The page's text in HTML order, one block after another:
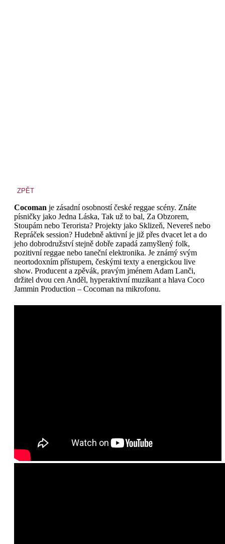
ZPĚT
Cocoman je zásadní osobností české reggae scény. Znáte
písničky jako Jedna Láska, Tak už to bal, Za Obzorem,
Stoupám nebo Terorista? Projekty jako Sklizeň, Nevereš nebo
Repráček session? Hudebně aktivní je již přes dvacet let a do
jeho dobrodružství stejně dobře zapadá zamyšlený folk,
pozitivní reggae nebo taneční elektronika. Je známý svým
neortodoxním přístupem, českými texty a energickou live
show. Producent a zpěvák, pravým jménem Adam Lanči,
držitel dvou cen Anděl, hyperaktivní muzikant a hlava Coco
Jammin Production – Cocoman na mikrofonu.